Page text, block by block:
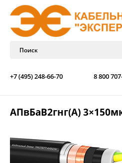
+7 (495) 248-66-70 8 800
АПвБаВ2гнг(А)